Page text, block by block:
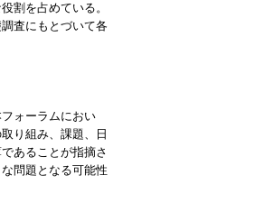
割を占めている。
査にもとづいて各
ォーラムにおい
り組み、課題、日
あることが指摘さ
問題となる可能性